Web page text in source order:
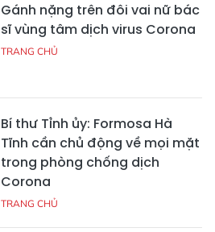
Gánh nặng trên đôi vai nữ bác
sĩ vùng tâm dịch virus Corona
TRANG CHỦ
Bí thư Tỉnh ủy: Formosa Hà
Tĩnh cần chủ động về mọi mặt
trong phòng chống dịch
Corona
TRANG CHỦ